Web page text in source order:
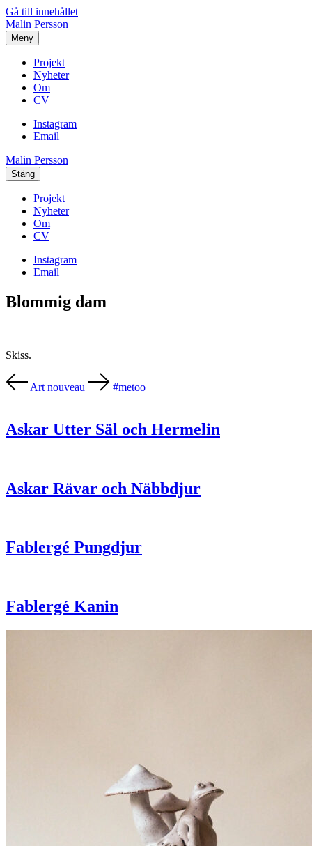
Gå till innehållet
Malin Persson
Meny
Projekt
Nyheter
Om
CV
Instagram
Email
Malin Persson
Stäng
Projekt
Nyheter
Om
CV
Instagram
Email
Blommig dam
Skiss.
Art nouveau #metoo
Askar Utter Säl och Hermelin
Askar Rävar och Näbbdjur
Fablergé Pungdjur
Fablergé Kanin